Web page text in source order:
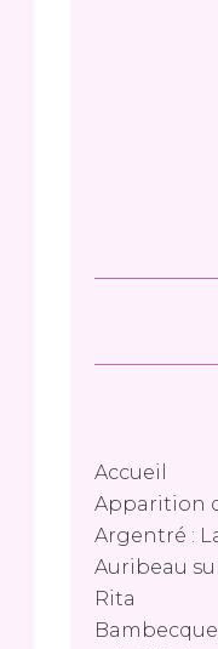
Accueil
Apparition
Argentré :
Auribeau
Rita